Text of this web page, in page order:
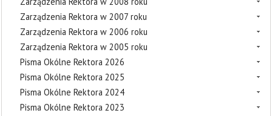
Zarządzenia Rektora w 2007 roku
Zarządzenia Rektora w 2006 roku
Zarządzenia Rektora w 2005 roku
Pisma Okólne Rektora 2026
Pisma Okólne Rektora 2025
Pisma Okólne Rektora 2024
Pisma Okólne Rektora 2023